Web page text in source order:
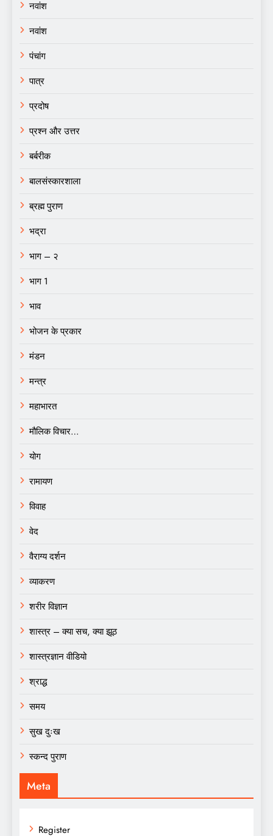
नवांश
नवांश
पंचांग
पात्र
प्रदोष
प्रश्न और उत्तर
बर्बरीक
बालसंस्कारशाला
ब्रह्म पुराण
भद्रा
भाग – २
भाग 1
भाव
भोजन के प्रकार
मंडन
मन्त्र
महाभारत
मौलिक विचार…
योग
रामायण
विवाह
वेद
वैराग्य दर्शन
व्याकरण
शरीर विज्ञान
शास्त्र – क्या सच, क्या झूठ
शास्त्रज्ञान वीडियो
श्राद्ध
समय
सुख दुःख
स्कन्द पुराण
Meta
Register